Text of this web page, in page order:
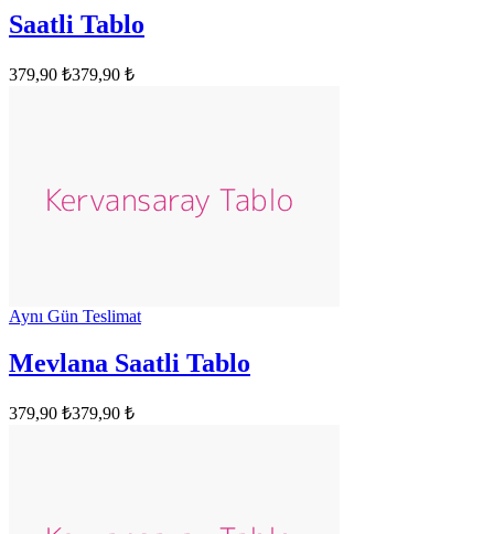
Saatli Tablo
379,90 ₺379,90 ₺
Aynı Gün Teslimat
Mevlana Saatli Tablo
379,90 ₺379,90 ₺